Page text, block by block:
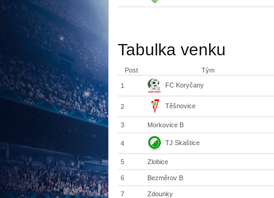
Tabulka venku
Post Tým
1 FC Koryčany
2 Těšnovice
3 Morkovice B
4 TJ Skaštice
5 Zlobice
6 Bezměrov B
7 Zdounky